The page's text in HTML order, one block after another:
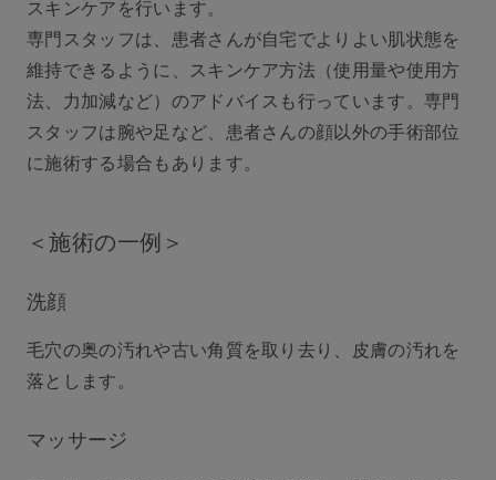
スキンケアを行います。
専門スタッフは、患者さんが自宅でよりよい肌状態を
維持できるように、スキンケア方法（使⽤量や使用方
法、力加減など）のアドバイスも行っています。専門
スタッフは腕や足など、患者さんの顔以外の手術部位
に施術する場合もあります。
＜施術の⼀例＞
洗顔
⽑⽳の奥の汚れや古い⾓質を取り去り、⽪膚の汚れを
落とします。
マッサージ